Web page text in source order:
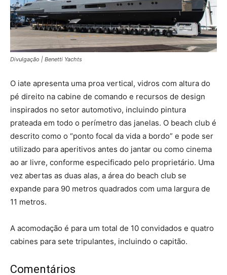
Divulgação | Benetti Yachts
O iate apresenta uma proa vertical, vidros com altura do
pé direito na cabine de comando e recursos de design
inspirados no setor automotivo, incluindo pintura
prateada em todo o perímetro das janelas. O beach club é
descrito como o “ponto focal da vida a bordo” e pode ser
utilizado para aperitivos antes do jantar ou como cinema
ao ar livre, conforme especificado pelo proprietário. Uma
vez abertas as duas alas, a área do beach club se
expande para 90 metros quadrados com uma largura de
11 metros.
A acomodação é para um total de 10 convidados e quatro
cabines para sete tripulantes, incluindo o capitão.
Comentários